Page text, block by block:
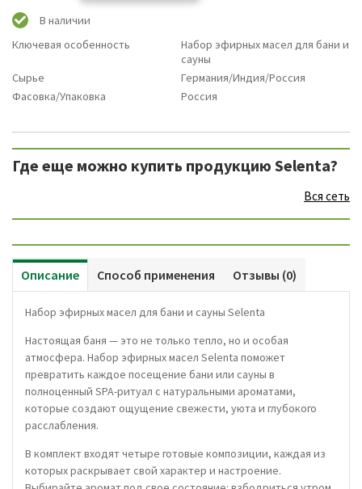
для
сауны
В наличии
Ключевая особенность
Набор эфирных масел для бани и
сауны
Сырье
Германия/Индия/Россия
Фасовка/Упаковка
Россия
Где еще можно купить продукцию Selenta?
Вся сеть
Описание Способ применения Отзывы (0)
Набор эфирных масел для бани и сауны Selenta
Настоящая баня — это не только тепло, но и особая
атмосфера. Набор эфирных масел Selenta поможет
превратить каждое посещение бани или сауны в
полноценный SPA-ритуал с натуральными ароматами,
которые создают ощущение свежести, уюта и глубокого
расслабления.
В комплект входят четыре готовые композиции, каждая из
которых раскрывает свой характер и настроение.